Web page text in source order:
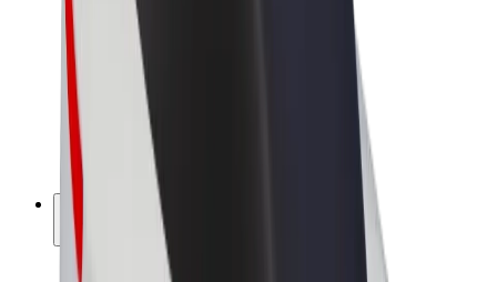
Estafetas
Ganhos de estafeta
Comerciantes Bolt Food
Franchises
Empresa